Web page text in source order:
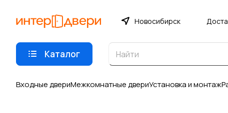
Новосибирск
Каталог
Входные двериМежкомнатные двериУстановка и монтаж